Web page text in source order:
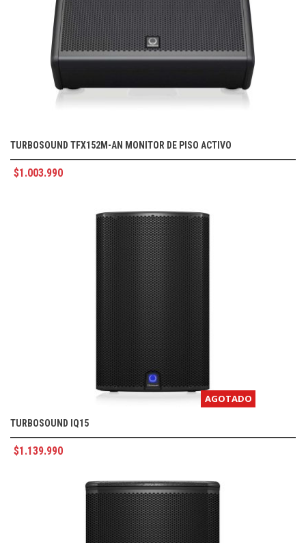
TURBOSOUND TFX152M-AN MONITOR DE PISO ACTIVO
$1.003.990
AGOTADO
TURBOSOUND IQ15
$1.139.990